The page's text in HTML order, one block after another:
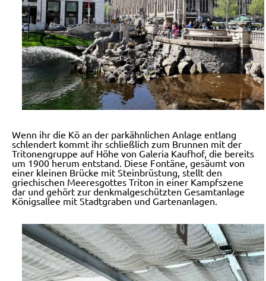
Wenn ihr die Kö an der parkähnlichen Anlage entlang
schlendert kommt ihr schließlich zum Brunnen mit der
Tritonengruppe auf Höhe von Galeria Kaufhof, die bereits
um 1900 herum entstand. Diese Fontäne, gesäumt von
einer kleinen Brücke mit Steinbrüstung, stellt den
griechischen Meeresgottes Triton in einer Kampfszene
dar und gehört zur denkmalgeschützten Gesamtanlage
Königsallee mit Stadtgraben und Gartenanlagen.